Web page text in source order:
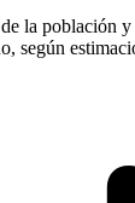
la población
según